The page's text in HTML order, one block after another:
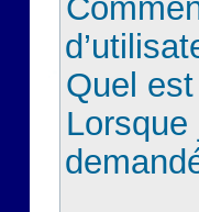
Quel
Lorsque